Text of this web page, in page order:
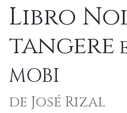
Libro
tangere
MOBI
de José Rizal